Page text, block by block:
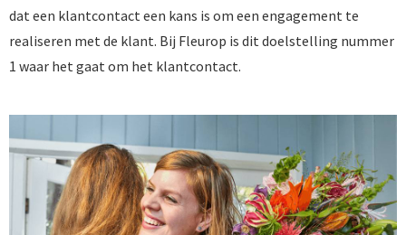
dat een klantcontact een kans is om een engagement te
realiseren met de klant. Bij Fleurop is dit doelstelling nummer
1 waar het gaat om het klantcontact.